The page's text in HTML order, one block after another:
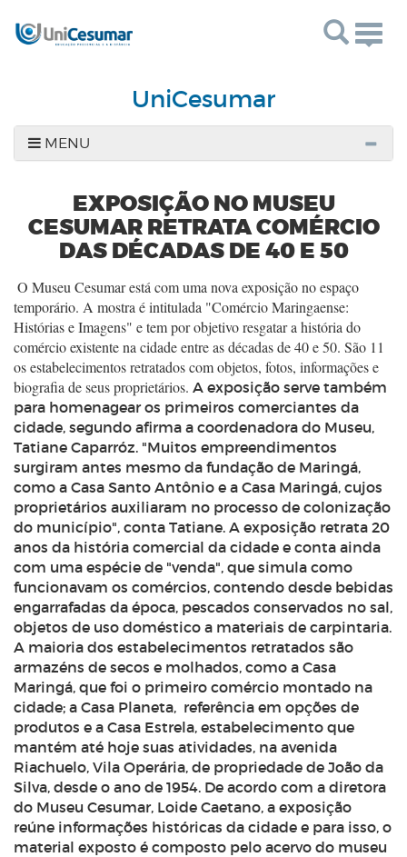
UniCesumar
MENU
EXPOSIÇÃO NO MUSEU
CESUMAR RETRATA COMÉRCIO
DAS DÉCADAS DE 40 E 50
O Museu Cesumar está com uma nova exposição no espaço
temporário. A mostra é intitulada "Comércio Maringaense:
Histórias e Imagens" e tem por objetivo resgatar a história do
comércio existente na cidade entre as décadas de 40 e 50. São 11
os estabelecimentos retratados com objetos, fotos, informações e
biografia de seus proprietários. A exposição serve também
para homenagear os primeiros comerciantes da
cidade, segundo afirma a coordenadora do Museu,
Tatiane Caparróz. "Muitos empreendimentos
surgiram antes mesmo da fundação de Maringá,
como a Casa Santo Antônio e a Casa Maringá, cujos
proprietários auxiliaram no processo de colonização
do município", conta Tatiane. A exposição retrata 20
anos da história comercial da cidade e conta ainda
com uma espécie de "venda", que simula como
funcionavam os comércios, contendo desde bebidas
engarrafadas da época, pescados conservados no sal,
objetos de uso doméstico a materiais de carpintaria.
A maioria dos estabelecimentos retratados são
armazéns de secos e molhados, como a Casa
Maringá, que foi o primeiro comércio montado na
cidade; a Casa Planeta, referência em opções de
produtos e a Casa Estrela, estabelecimento que
mantém até hoje suas atividades, na avenida
Riachuelo, Vila Operária, de propriedade de João da
Silva, desde o ano de 1954. De acordo com a diretora
do Museu Cesumar, Loide Caetano, a exposição
reúne informações históricas da cidade e para isso, o
material exposto é composto pelo acervo do museu